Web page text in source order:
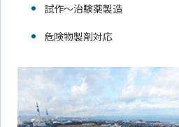
試作～治験薬製造
危険物製剤対応